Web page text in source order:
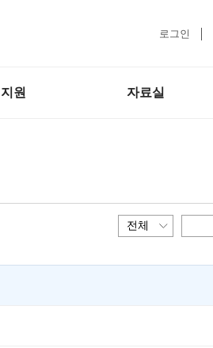
로그인
원 자료실